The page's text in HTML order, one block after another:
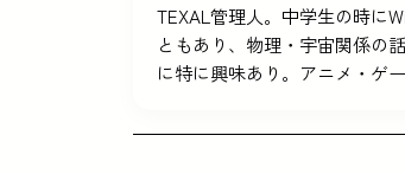
TEXAL管理人。中学生の時に
ともあり、物理・宇宙関係の
に特に興味あり。アニメ・ゲ